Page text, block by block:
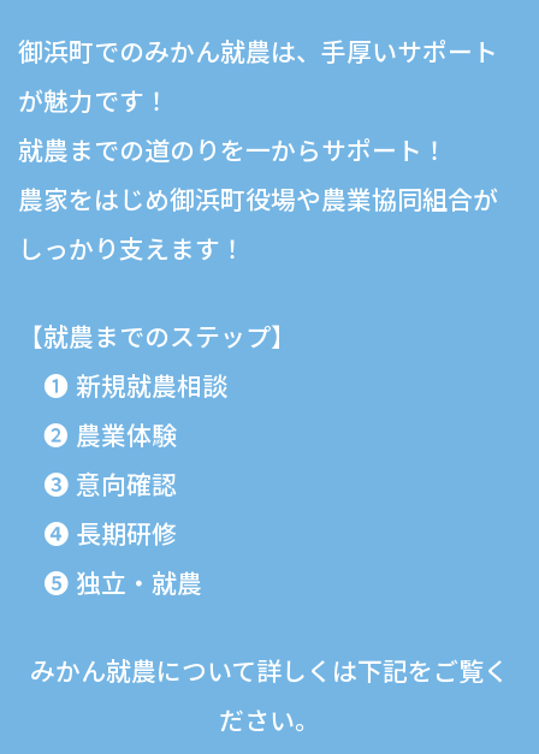
御浜町でのみかん就農は、手厚いサポート
が魅力です！
就農までの道のりを一からサポート！
農家をはじめ御浜町役場や農業協同組合が
しっかり支えます！
【就農までのステップ】
❶ 新規就農相談
❷ 農業体験
❸ 意向確認
❹ 長期研修
❺ 独立・就農
みかん就農について詳しくは下記をご覧く
ださい。